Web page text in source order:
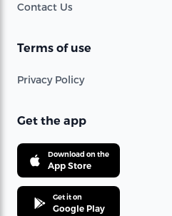
Contact Us
Terms of use
Privacy Policy
Get the app
Download on the
App Store
Get it on
Google Play